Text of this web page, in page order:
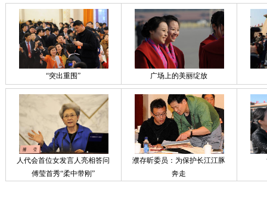
“突出重围” 广场上的美丽绽放
人代会首位女发言人亮相答问
傅莹首秀“柔中带刚”
濮存昕委员：为保护长江江豚
奔走